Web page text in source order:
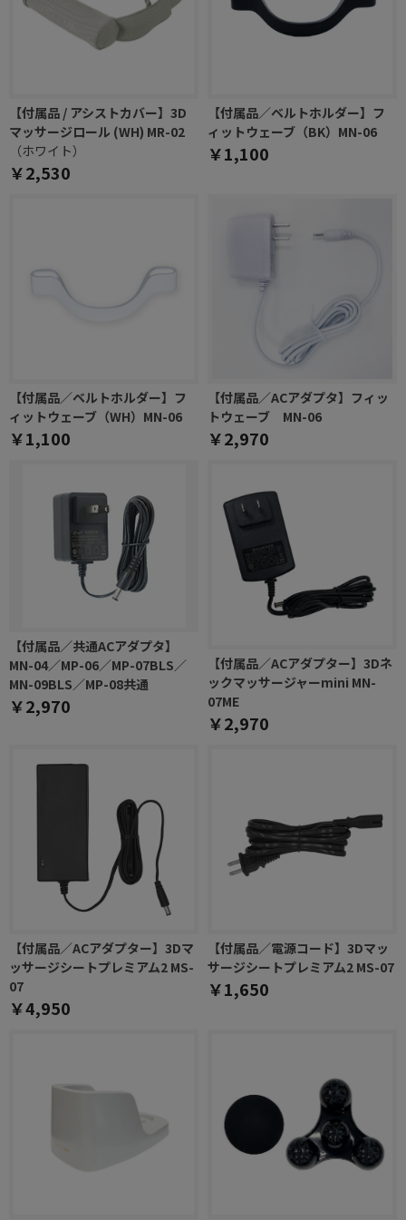
【付属品 / アシストカバー】3D
マッサージロール (WH) MR-02
（ホワイト）
￥2,530
【付属品／ベルトホルダー】フ
ィットウェーブ（BK）MN-06
￥1,100
【付属品／ベルトホルダー】フ
ィットウェーブ（WH）MN-06
￥1,100
【付属品／ACアダプタ】フィッ
トウェーブ MN-06
￥2,970
【付属品／共通ACアダプタ】
MN-04／MP-06／MP-07BLS／
MN-09BLS／MP-08共通
￥2,970
【付属品／ACアダプター】3Dネ
ックマッサージャーmini MN-
07ME
￥2,970
【付属品／ACアダプター】3Dマ
ッサージシートプレミアム2 MS-
07
￥4,950
【付属品／電源コード】3Dマッ
サージシートプレミアム2 MS-07
￥1,650